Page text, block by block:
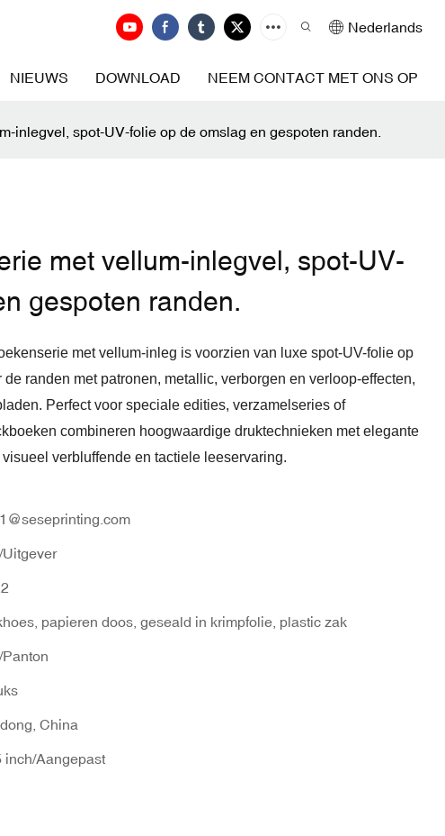
Nederlands
NIEUWS DOWNLOAD NEEM CONTACT MET ONS OP
inlegvel, spot-UV-folie op de omslag en gespoten randen.
met vellum-inlegvel, spot-UV-
gespoten randen.
met vellum-inleg is voorzien van luxe spot-UV-folie op
randen met patronen, metallic, verborgen en verloop-effecten,
Perfect voor speciale edities, verzamelseries of
combineren hoogwaardige druktechnieken met elegante
verbluffende en tactiele leeservaring.
papieren doos, geseald in krimpfolie, plastic zak
China
inch/Aangepast